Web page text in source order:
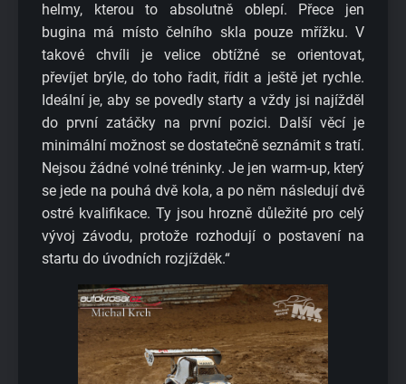
helmy, kterou to absolutně oblepí. Přece jen
bugina má místo čelního skla pouze mřížku. V
takové chvíli je velice obtížné se orientovat,
převíjet brýle, do toho řadit, řídit a ještě jet rychle.
Ideální je, aby se povedly starty a vždy jsi najížděl
do první zatáčky na první pozici. Další věcí je
minimální možnost se dostatečně seznámit s tratí.
Nejsou žádné volné tréninky. Je jen warm-up, který
se jede na pouhá dvě kola, a po něm následují dvě
ostré kvalifikace. Ty jsou hrozně důležité pro celý
vývoj závodu, protože rozhodují o postavení na
startu do úvodních rozjížděk.“